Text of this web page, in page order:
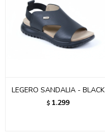
LEGERO SANDALIA - BLACK
$ 1.299